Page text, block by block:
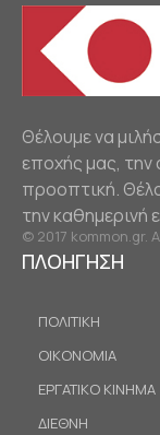
Θέλουμε να
εποχής μας, την
προοπτική.
την καθημερινή
© 2017 kommon.gr.
ΠΛΟΗΓΗΣΗ
ΠΟΛΙΤΙΚΗ
ΟΙΚΟΝΟΜΙΑ
ΕΡΓΑΤΙΚΟ ΚΙΝΗΜΑ
ΔΙΕΘΝΗ